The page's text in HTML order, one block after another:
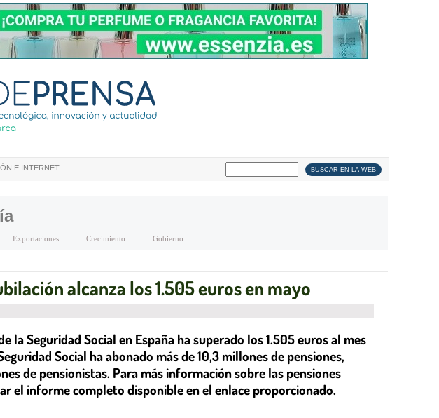
E INTERNET
Exportaciones Crecimiento Gobierno
alcanza los 1.505 euros en mayo
la Seguridad Social en España ha superado los 1.505 euros al mes
Social ha abonado más de 10,3 millones de pensiones,
de pensionistas. Para más información sobre las pensiones
el informe completo disponible en el enlace proporcionado.